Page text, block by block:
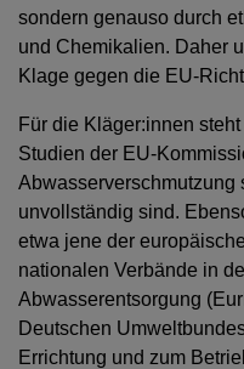
sondern genauso durch
und Chemikalien. Daher
Klage gegen die EU-
Für die Kläger:innen
Studien der EU-
Abwasserverschmutzung
unvollständig sind.
etwa jene der
nationalen Verbände in
Abwasserentsorgung
Deutschen
Errichtung und zum